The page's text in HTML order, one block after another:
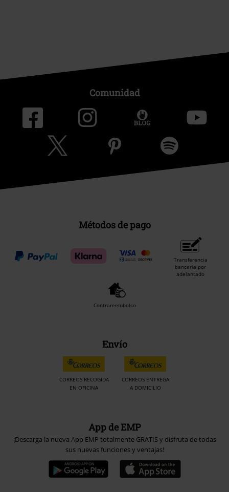
Comunidad
Métodos de pago
Transferencia
bancaria por
adelantado
Contrareembolso
Envío
CORREOS RECOGIDA
EN OFICINA
CORREOS ENTREGA
A DOMICILIO
App de EMP
¡Descarga la nueva App EMP totalmente GRATIS y disfruta de todas
sus nuevas funciones y ventajas!